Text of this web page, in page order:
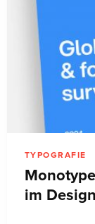
TYPOGRAFIE
im